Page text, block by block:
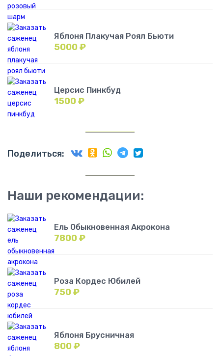
Яблоня Плакучая Роял Бьюти
5000₽
Церсис Пинкбуд
1500₽
Поделиться:
Наши рекомендации:
Ель Обыкновенная Акрокона
7800₽
Роза Кордес Юбилей
750₽
Яблоня Брусничная
800₽